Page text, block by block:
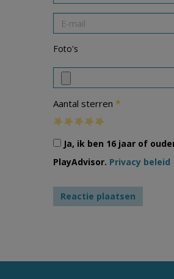
Foto's
Aantal sterren *
Ja, ik ben 16 jaar of
PlayAdvisor. Privacy beleid